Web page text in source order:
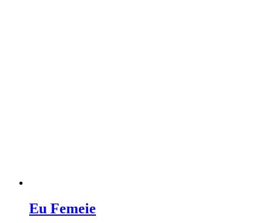
Eu Femeie